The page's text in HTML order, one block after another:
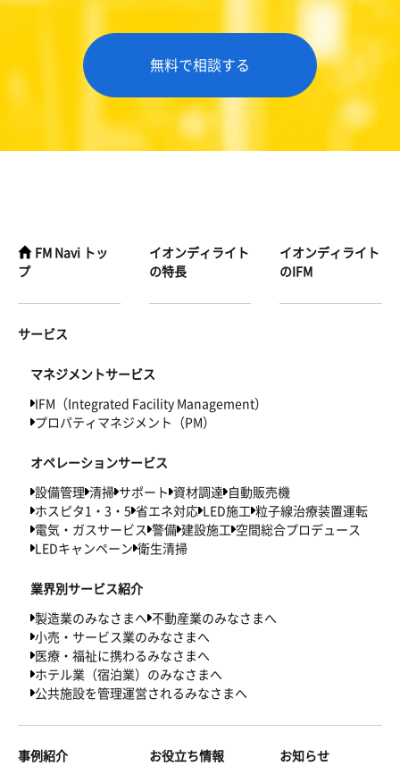
無料で相談する
FM Navi トッ
プ
イオンディライト
の特長
イオンディライト
のIFM
サービス
マネジメントサービス
IFM（Integrated Facility Management）
プロパティマネジメント（PM）
オペレーションサービス
設備管理 清掃 サポート 資材調達 自動販売機
ホスピタ1・3・5 省エネ対応 LED施工 粒子線治療装置運転
電気・ガスサービス 警備 建設施工 空間総合プロデュース
LEDキャンペーン 衛生清掃
業界別サービス紹介
製造業のみなさまへ 不動産業のみなさまへ
小売・サービス業のみなさまへ
医療・福祉に携わるみなさまへ
ホテル業（宿泊業）のみなさまへ
公共施設を管理運営されるみなさまへ
事例紹介 お役立ち情報 お知らせ